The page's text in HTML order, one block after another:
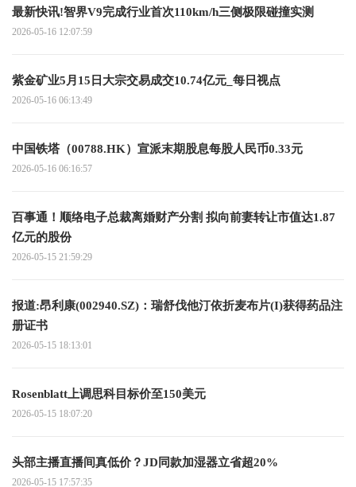
最新快讯!智界V9完成行业首次110km/h三侧极限碰撞实测
2026-05-16 12:07:59
紫金矿业5月15日大宗交易成交10.74亿元_每日视点
2026-05-16 06:13:49
中国铁塔（00788.HK）宣派末期股息每股人民币0.33元
2026-05-16 06:16:57
百事通！顺络电子总裁离婚财产分割 拟向前妻转让市值达1.87
亿元的股份
2026-05-15 21:59:29
报道:昂利康(002940.SZ)：瑞舒伐他汀依折麦布片(I)获得药品注
册证书
2026-05-15 18:13:01
Rosenblatt上调思科目标价至150美元
2026-05-15 18:07:20
头部主播直播间真低价？JD同款加湿器立省超20%
2026-05-15 17:57:35